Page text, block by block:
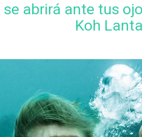
abrirá ante tus
Koh